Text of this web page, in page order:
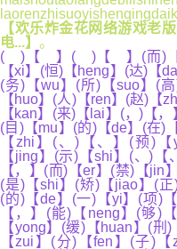
【欢乐炸金花网络游戏老
电...】 。
( )【 】( )【 】(而)【er
【xi】(恒)【heng】(达)【
(务)【wu】(所)【suo】(
【huo】(人)【ren】(赵)【
【kan】(来)【lai】(，)【
(目)【mu】(的)【de】(在)
【zhi】(、)【、】(预)
【jing】(示)【shi】(、)
【，】(而)【er】(禁)【jin
(是)【shi】(矫)【jiao】(正
(的)【de】(一)【yi】(项)
【，】(能)【neng】(够)
【yong】(缓)【huan】(
【zui】(分)【fen】(子)